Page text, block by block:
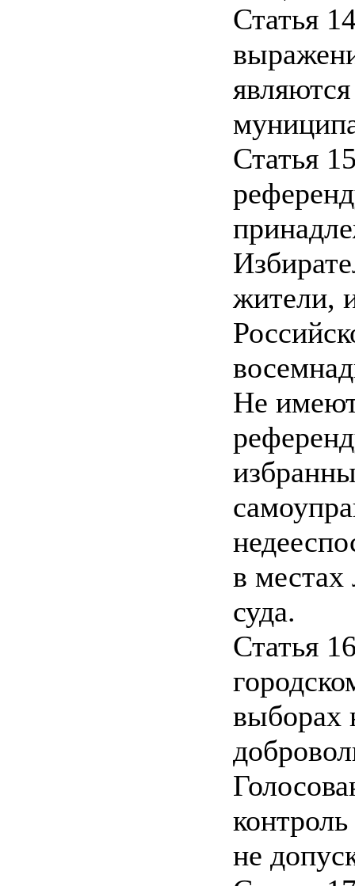
Статья
Статья
жители,
Не имеют
в
суда.
Статья
выборах
не